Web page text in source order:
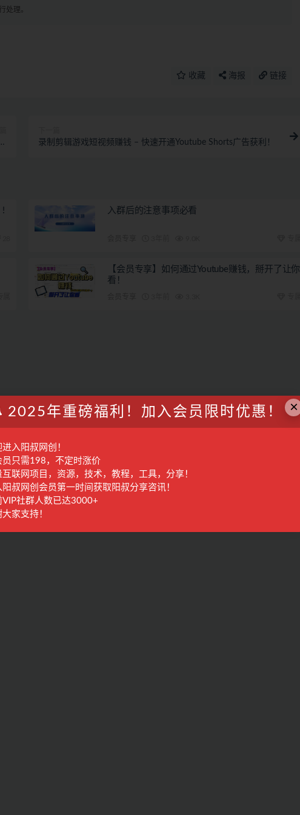
处理。
收藏 海报 链接
录制剪辑游戏短视频赚钱 – 快速开通Youtube Shorts广告获利！
! 入群后的注意事项必看
【会员专享】如何通过Youtube赚钱，掰开了让你
看！
×
2025年重磅福利！加入会员限时优惠！
入阳叔网创！
员只需198，不定时涨价
互联网项目，资源，技术，教程，工具，分享！
阳叔网创会员第一时间获取阳叔分享咨讯！
VIP社群人数已达3000+
家支持！